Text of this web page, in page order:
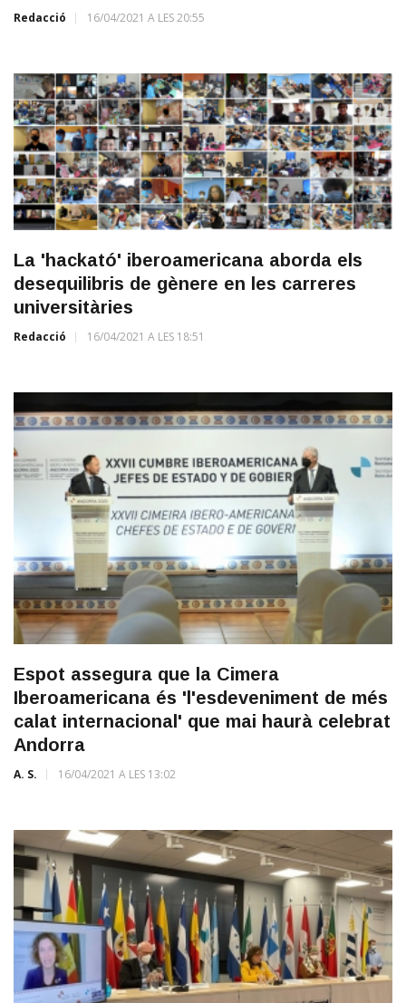
Redacció 16/04/2021 A LES 20:55
La 'hackató' iberoamericana aborda els
desequilibris de gènere en les carreres
universitàries
Redacció 16/04/2021 A LES 18:51
Espot assegura que la Cimera
Iberoamericana és 'l'esdeveniment de més
calat internacional' que mai haurà celebrat
Andorra
A. S. 16/04/2021 A LES 13:02